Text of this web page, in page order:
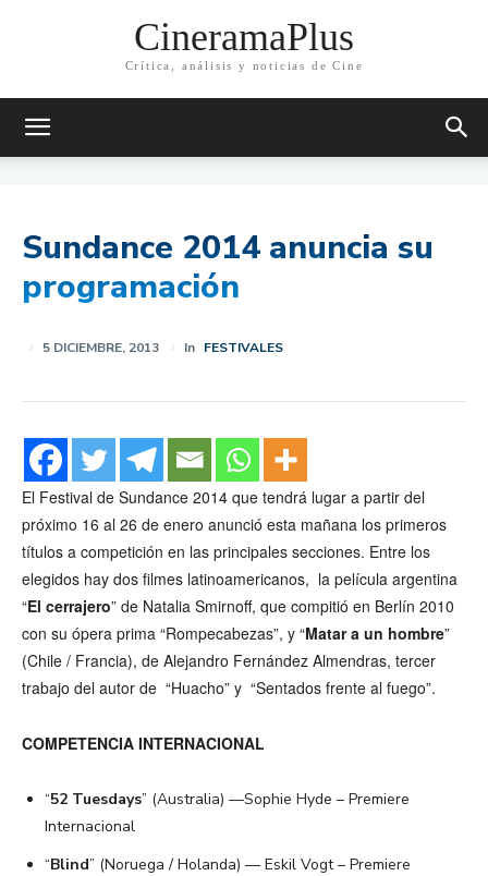
CineramaPlus
Crítica, análisis y noticias de Cine
Sundance 2014 anuncia su
programación
5 DICIEMBRE, 2013 In FESTIVALES
El Festival de Sundance 2014 que tendrá lugar a partir del
próximo 16 al 26 de enero anunció esta mañana los primeros
títulos a competición en las principales secciones. Entre los
elegidos hay dos filmes latinoamericanos, la película argentina
“El cerrajero” de Natalia Smirnoff, que compitió en Berlín 2010
con su ópera prima “Rompecabezas”, y “Matar a un hombre”
(Chile / Francia), de Alejandro Fernández Almendras, tercer
trabajo del autor de “Huacho” y “Sentados frente al fuego”.
COMPETENCIA INTERNACIONAL
“52 Tuesdays” (Australia) —Sophie Hyde – Premiere
Internacional
“Blind” (Noruega / Holanda) — Eskil Vogt – Premiere